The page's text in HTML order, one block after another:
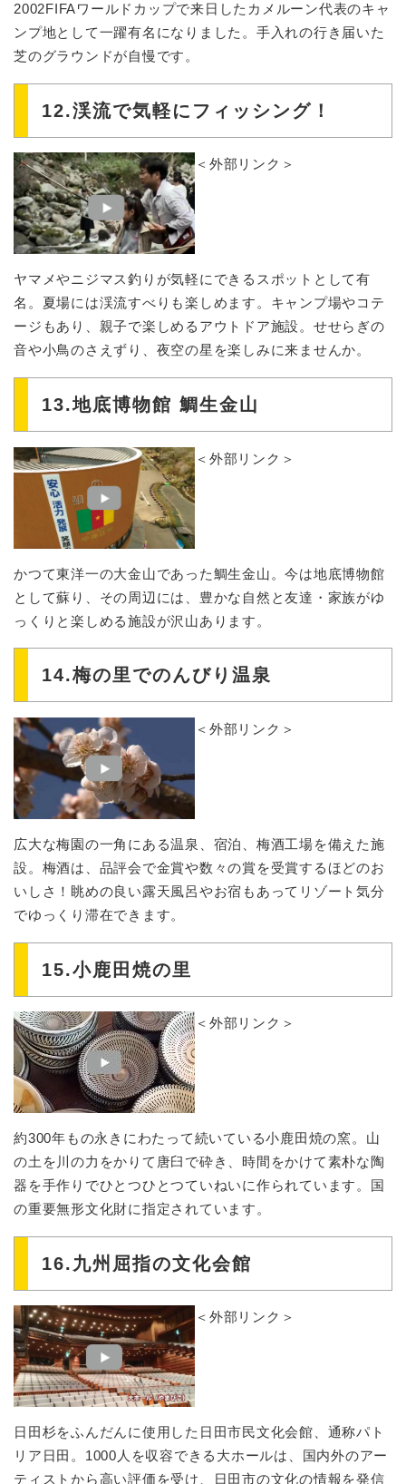
2002FIFAワールドカップで来日したカメルーン代表のキャ
ンプ地として一躍有名になりました。手入れの行き届いた
芝のグラウンドが自慢です。
12.渓流で気軽にフィッシング！
＜外部リンク＞
ヤマメやニジマス釣りが気軽にできるスポットとして有
名。夏場には渓流すべりも楽しめます。キャンプ場やコテ
ージもあり、親子で楽しめるアウトドア施設。せせらぎの
音や小鳥のさえずり、夜空の星を楽しみに来ませんか。
13.地底博物館 鯛生金山
＜外部リンク＞
かつて東洋一の大金山であった鯛生金山。今は地底博物館
として蘇り、その周辺には、豊かな自然と友達・家族がゆ
っくりと楽しめる施設が沢山あります。
14.梅の里でのんびり温泉
＜外部リンク＞
広大な梅園の一角にある温泉、宿泊、梅酒工場を備えた施
設。梅酒は、品評会で金賞や数々の賞を受賞するほどのお
いしさ！眺めの良い露天風呂やお宿もあってリゾート気分
でゆっくり滞在できます。
15.小鹿田焼の里
＜外部リンク＞
約300年もの永きにわたって続いている小鹿田焼の窯。山
の土を川の力をかりて唐臼で砕き、時間をかけて素朴な陶
器を手作りでひとつひとつていねいに作られています。国
の重要無形文化財に指定されています。
16.九州屈指の文化会館
＜外部リンク＞
日田杉をふんだんに使用した日田市民文化会館、通称パト
リア日田。1000人を収容できる大ホールは、国内外のアー
ティストから高い評価を受け、日田市の文化の情報を発信